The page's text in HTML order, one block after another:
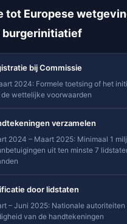
tot Europese
burgerinitiatief
bij Commissie
2024: Formele toetsing of het
de wettelijke voorwaarden
verzamelen
2024 – Maart 2025: Minimaal 1
uit ten minste 7
door lidstaten
– Juni 2025: Nationale
van de handtekeningen